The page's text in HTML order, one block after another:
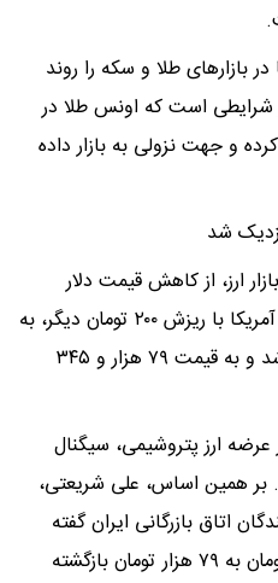
بازارهای طلا و سکه را روند
شرایطی است که اونس طلا در
و جهت نزولی به بازار داده
ارز، از کاهش قیمت دلار
حکایت دارد؛ به طوری که هر دلار آمریکا با ریزش ۲۰۰ تومان دیگر، به
کف کانال ۷۹ هزار تومان نزدیک شد و به قیمت ۷۹ هزار و ۳۴۵
عرضه ارز پتروشیمی، سیگنال
بر همین اساس، علی شریعتی،
اتاق بازرگانی ایران گفته
است: دلار در فاز اول از ۸۲ هزار تومان به ۷۹ هزار تومان بازگشته